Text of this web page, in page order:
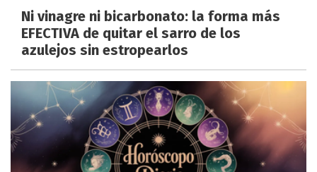
Ni vinagre ni bicarbonato: la forma más
EFECTIVA de quitar el sarro de los
azulejos sin estropearlos